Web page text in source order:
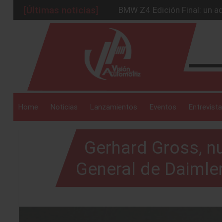
[Últimas noticias]
BMW Z4 Edición Final: un
Ford Edge Híbrida: la SUV
Ventas se estabilizan:
Será 2026, año de
Chirey lanzará su primera
Home Noticias Lanzamientos Eventos Entrevista
Gerhard Gross,
General de